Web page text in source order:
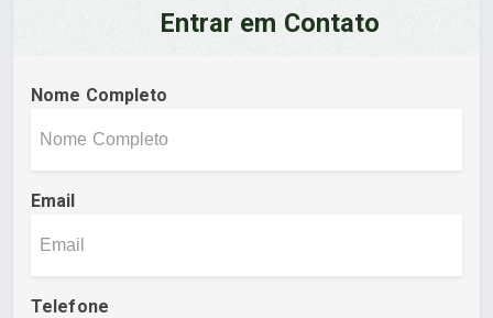
Entrar em Contato
Nome Completo
Email
Telefone